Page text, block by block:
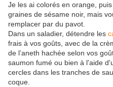
Je les ai colorés en orange,
graines de sésame noir, mais
remplacer par du pavot.
Dans un saladier, détendre les
frais à vos goûts, avec de la
de l’aneth hachée selon vos
saumon fumé ou bien à l'aide
cercles dans les tranches de
coque.